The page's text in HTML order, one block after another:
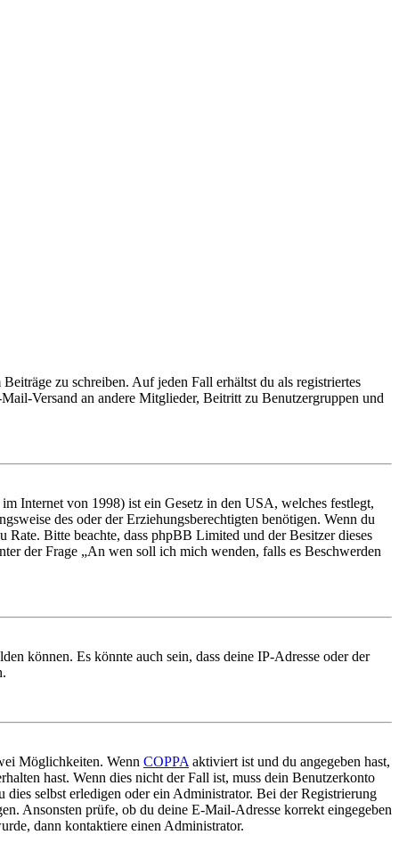
zu schreiben. Auf jeden Fall erhältst du als registriertes
Versand an andere Mitglieder, Beitritt zu Benutzergruppen und
Internet von 1998) ist ein Gesetz in den USA, welches festlegt,
des oder der Erziehungsberechtigten benötigen. Wenn du
Bitte beachte, dass phpBB Limited und der Besitzer dieses
der Frage „An wen soll ich mich wenden, falls es Beschwerden
können. Es könnte auch sein, dass deine IP-Adresse oder der
Möglichkeiten. Wenn COPPA aktiviert ist und du angegeben hast,
hast. Wenn dies nicht der Fall ist, muss dein Benutzerkonto
selbst erledigen oder ein Administrator. Bei der Registrierung
Ansonsten prüfe, ob du deine E-Mail-Adresse korrekt eingegeben
dann kontaktiere einen Administrator.